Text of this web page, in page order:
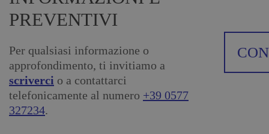
PREVENTIVI
Per qualsiasi informazione o
approfondimento, ti invitiamo a
scriverci o a contattarci
telefonicamente al numero +39 0577
327234.